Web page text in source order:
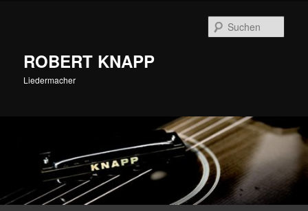
ROBERT KNAPP
Liedermacher